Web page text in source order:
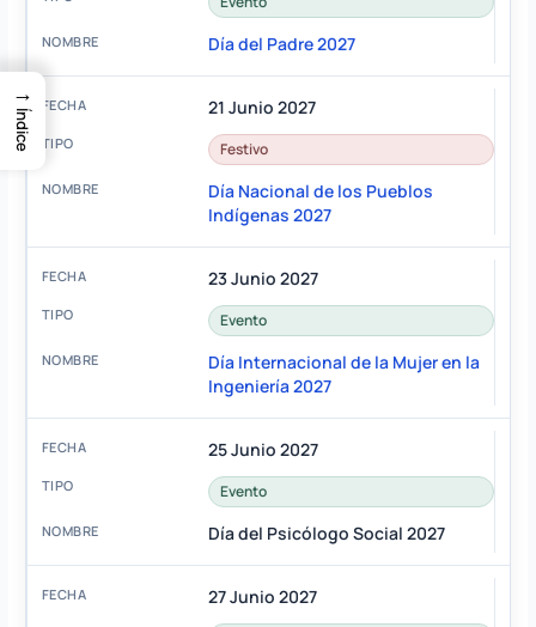
Día del Padre 2027
21 Junio 2027
Festivo
Día Nacional de los Pueblos
Indígenas 2027
23 Junio 2027
Evento
Día Internacional de la Mujer en la
Ingeniería 2027
25 Junio 2027
Evento
Día del Psicólogo Social 2027
27 Junio 2027
→
Índice